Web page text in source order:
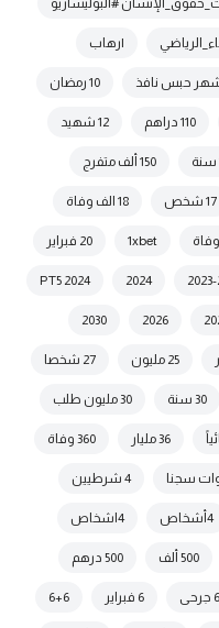
#البوليساريو
|رهاب
10 رمضان
110 دراهم 12 شهيد
150 ألف متفرج
17 شخص 18 الف وفاة
1xbet 20 فبراير
2024
2024 PT5
2026
2030
25 مليون 27 شخصا
30 سنة 30 مليون طلب
36 مليار 360 وفاة
4 شرطيين
4أشخاص 4اشخاص
500 ألف 500 درهم
6 جرحى 6 فبراير 6+6